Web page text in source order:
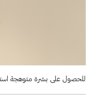
للحصول على بشرة متوهجة